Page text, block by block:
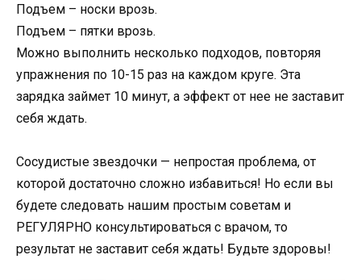
Подъем – носки врозь.
Подъем – пятки врозь.
Можно выполнить несколько подходов, повторяя
упражнения по 10-15 раз на каждом круге. Эта
зарядка займет 10 минут, а эффект от нее не заставит
себя ждать.
Сосудистые звездочки — непростая проблема, от
которой достаточно сложно избавиться! Но если вы
будете следовать нашим простым советам и
РЕГУЛЯРНО консультироваться с врачом, то
результат не заставит себя ждать! Будьте здоровы!